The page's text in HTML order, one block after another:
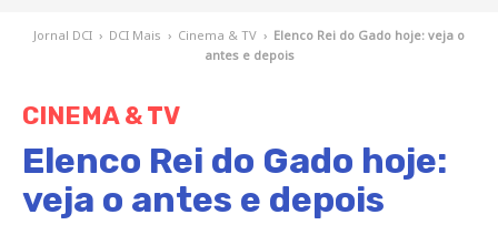
Jornal DCI › DCI Mais › Cinema & TV › Elenco Rei do Gado hoje: veja o
antes e depois
CINEMA & TV
Elenco Rei do Gado hoje:
veja o antes e depois